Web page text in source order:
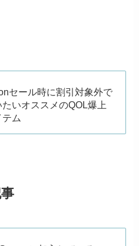
セール時に割引対象外で
たいオススメのQOL爆上
ム